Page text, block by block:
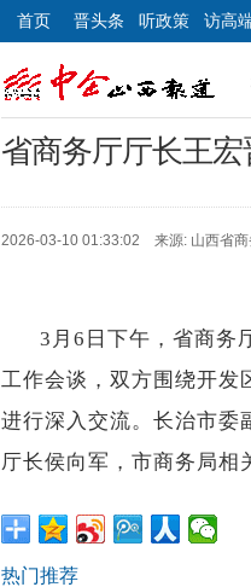
首页 晋头条 听政策 访高
省商务厅厅长王
2026-03-10 01:33:02 来源: 山西省
3 月 6 日 下午，省商务
工作会谈，双方围绕开发
进行深入交流。 长治市委
厅长侯向军， 市商务局相
热门推荐